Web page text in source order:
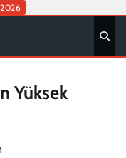
Yüksek